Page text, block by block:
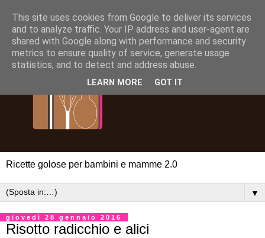
Ricette golose per bambini e mamme 2.0
▼
giovedì 28 gennaio 2016
Risotto radicchio e alici
This site uses cookies from Google to deliver its services
and to analyze traffic. Your IP address and user-agent are
shared with Google along with performance and security
metrics to ensure quality of service, generate usage
statistics, and to detect and address abuse.
LEARN MORE GOT IT